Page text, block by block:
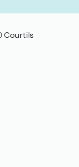
Courtils